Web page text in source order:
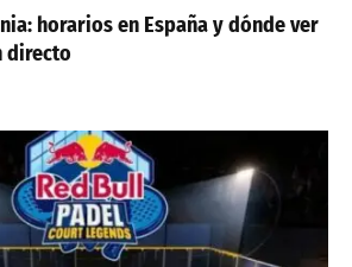
horarios en España y dónde ver
directo